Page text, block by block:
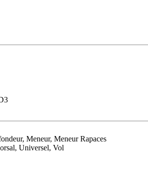
Meneur, Meneur Rapaces
Universel, Vol